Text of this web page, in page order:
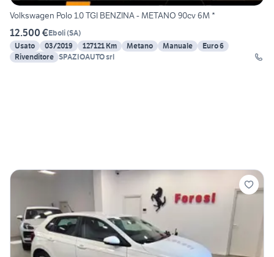
Volkswagen Polo 1.0 TGI BENZINA - METANO 90cv 6M *
12.500 €Eboli(SA)
Usato
03/2019 127121 Km Metano Manuale
Euro 6
Rivenditore SPAZIOAUTO srl